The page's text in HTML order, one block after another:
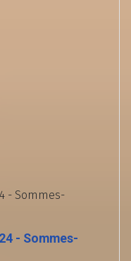
- Sommes-